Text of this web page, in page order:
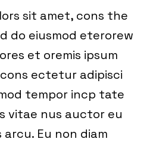
sit amet, cons the
do eiusmod eterorew
et oremis ipsum
ectetur adipisci
tempor incp tate
vitae nus auctor eu
Eu non diam